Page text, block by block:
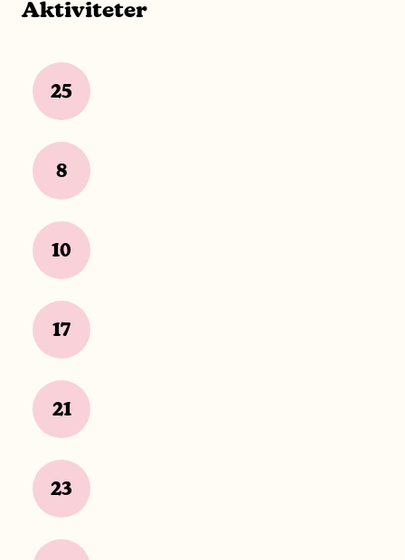
Aktiviteter
25
8
10
17
21
23